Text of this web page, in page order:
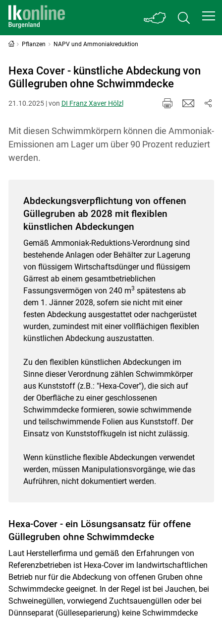
Pflanzen NAPV und Ammoniakreduktion
Hexa Cover - künstliche Abdeckung von
Güllegruben ohne Schwimmdecke
21.10.2025 | von DI Franz Xaver Hölzl
Mit diesen Schwimmkörpern können die Ammoniak-
Emissionen am Lager um über 90 Prozent reduziert
werden.
Abdeckungsverpflichtung von offenen
Güllegruben ab 2028 mit flexiblen
künstlichen Abdeckungen
Gemäß Ammoniak-Reduktions-Verordnung sind
bestehende Anlagen oder Behälter zur Lagerung
von flüssigem Wirtschaftsdünger und flüssigem
Gärrest ab einem gesamtbetrieblichen
Fassungsvermögen von 240 m3 spätestens ab
dem 1. Jänner 2028, sofern sie nicht mit einer
festen Abdeckung ausgestattet oder nachgerüstet
wurden, zumindest mit einer vollflächigen flexiblen
künstlichen Abdeckung auszustatten.
Zu den flexiblen künstlichen Abdeckungen im
Sinne dieser Verordnung zählen Schwimmkörper
aus Kunststoff (z.B.: "Hexa-Cover"), die sich auf
der Oberfläche zu einer geschlossenen
Schwimmdecke formieren, sowie schwimmende
und teilschwimmende Folien aus Kunststoff. Der
Einsatz von Kunststoffkugeln ist nicht zulässig.
Wenn künstliche flexible Abdeckungen verwendet
werden, müssen Manipulationsvorgänge, wie das
Aufrühren, nicht dokumentiert werden.
Hexa-Cover - ein Lösungsansatz für offene
Güllegruben ohne Schwimmdecke
Laut Herstellerfirma und gemäß den Erfahrungen von
Referenzbetrieben ist Hexa-Cover im landwirtschaftlichen
Betrieb nur für die Abdeckung von offenen Gruben ohne
Schwimmdecke geeignet. In der Regel ist bei Jauchen, bei
Schweinegüllen, vorwiegend Zuchtsauengüllen oder bei
Dünnseparat (Gülleseparierung) keine Schwimmdecke